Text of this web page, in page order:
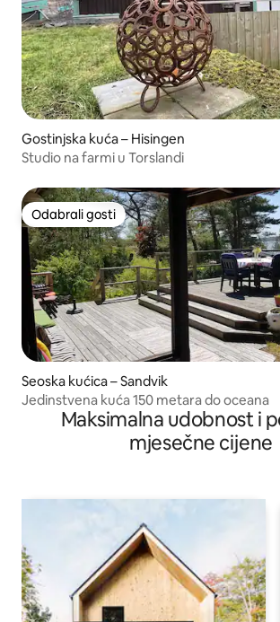
Gostinjska kuća – Hisingen
Studio na farmi u Torslandi
Odabrali gosti
Odabrali gosti
Seoska kućica – Sandvik
Jedinstvena kuća 150 metara do oceana
Maksimalna udobnost i
mjesečne cijene